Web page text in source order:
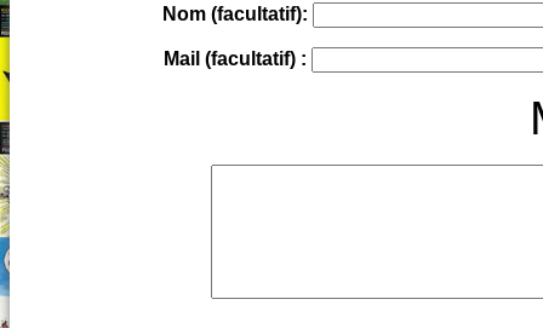
Nom (facultatif):
Mail (facultatif) :